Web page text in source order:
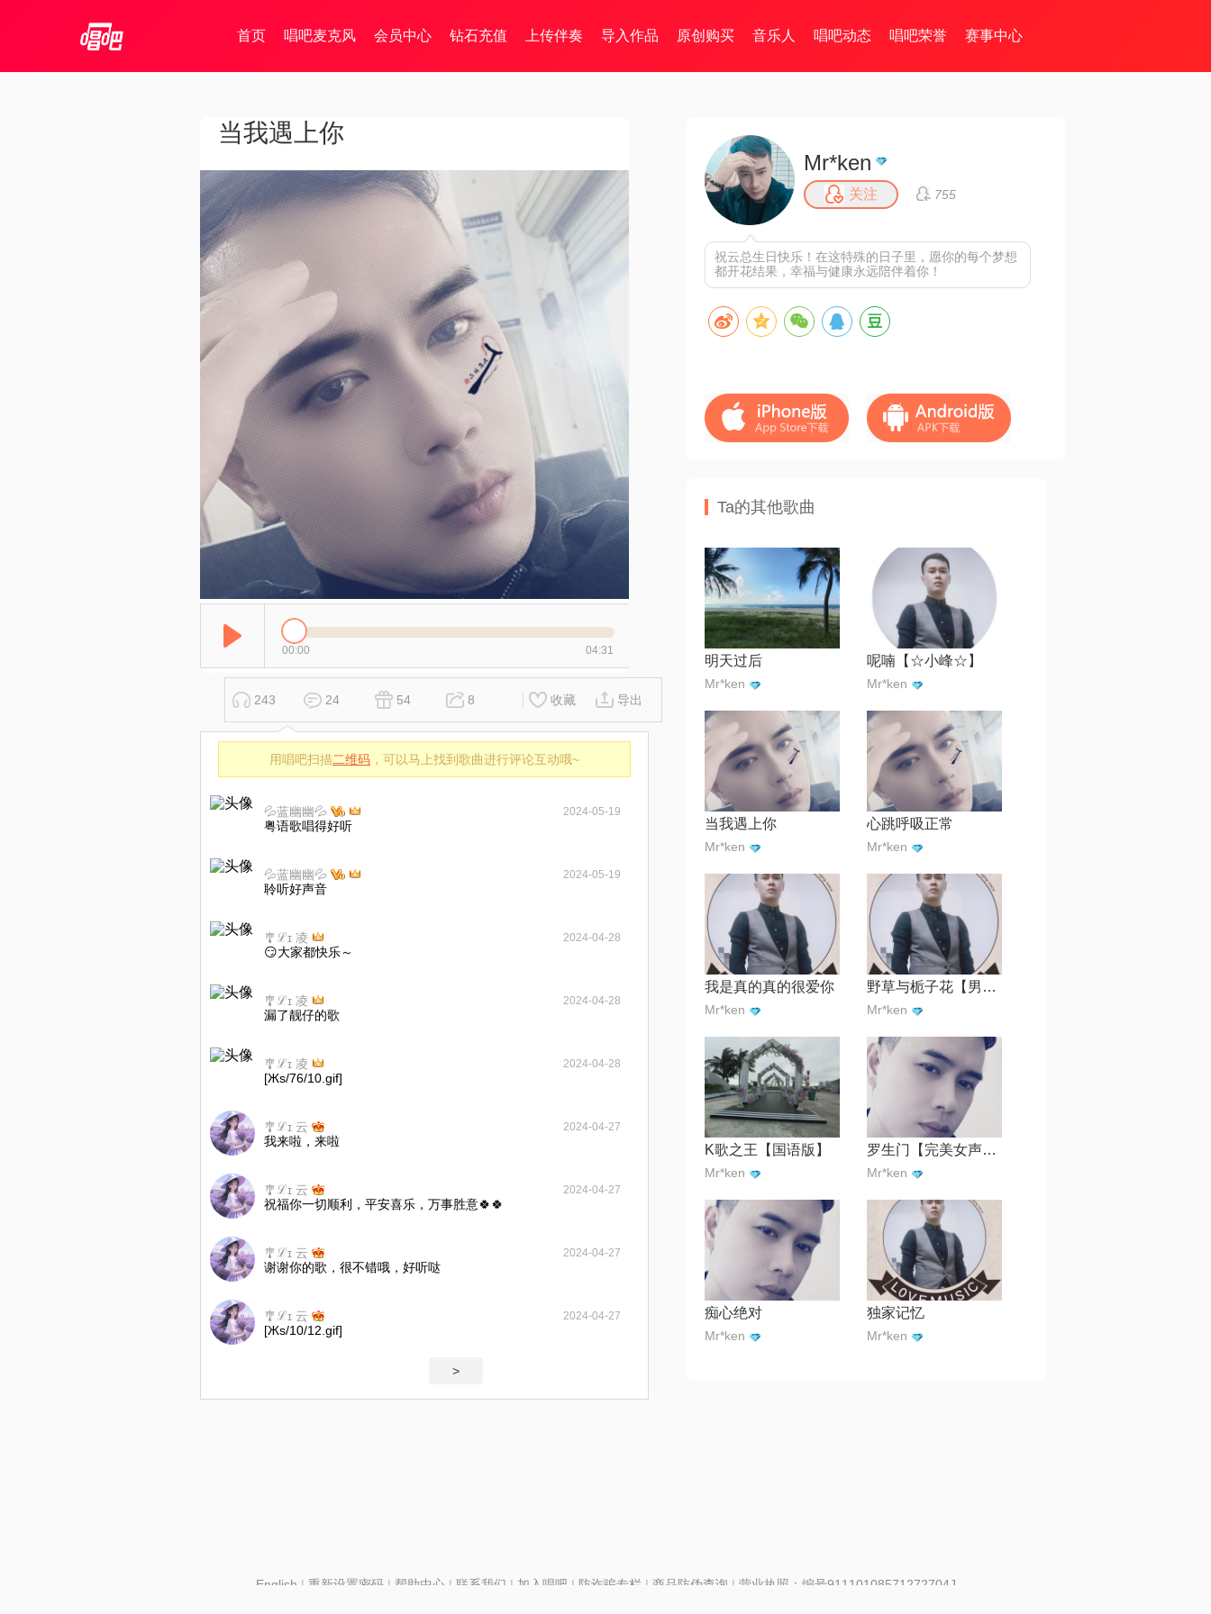
首页 唱吧麦克风 会员中心 钻石充值 上传伴奏 导入作品 原创购买 音乐人 唱吧动态 唱吧荣誉 赛事中心
当我遇上你
00:00 04:31
243 24 54 8 收藏 导出
用唱吧扫描二维码 ，可以马上找到歌曲进行评论互动哦~
💦蓝幽幽💦 2024-05-19
粤语歌唱得好听
💦蓝幽幽💦 2024-05-19
聆听好声音
🎐ℒɪ 凌 2024-04-28
😏大家都快乐～
🎐ℒɪ 凌 2024-04-28
漏了靓仔的歌
🎐ℒɪ 凌 2024-04-28
[Жs/76/10.gif]
🎐ℒɪ 云 2024-04-27
我来啦，来啦
🎐ℒɪ 云 2024-04-27
祝福你一切顺利，平安喜乐，万事胜意🍀🍀
🎐ℒɪ 云 2024-04-27
谢谢你的歌，很不错哦，好听哒
🎐ℒɪ 云 2024-04-27
[Жs/10/12.gif]
>
Mr*ken
关注 755
祝云总生日快乐！在这特殊的日子里，愿你的每个梦想
都开花结果，幸福与健康永远陪伴着你！
Ta的其他歌曲
明天过后
Mr*ken
呢喃【☆小峰☆】
Mr*ken
当我遇上你
Mr*ken
心跳呼吸正常
Mr*ken
我是真的真的很爱你
Mr*ken
野草与栀子花【男版】
Mr*ken
K歌之王【国语版】
Mr*ken
罗生门【完美女声缺男】
Mr*ken
痴心绝对
Mr*ken
独家记忆
Mr*ken
English | 重新设置密码| 帮助中心 | 联系我们 | 加入唱吧 | 防诈骗专栏 | 商品防伪查询 | 营业执照：编号91110108571272704J